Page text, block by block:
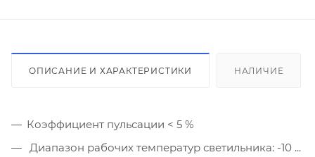
ОПИСАНИЕ И ХАРАКТЕРИСТИКИ НАЛИЧИЕ
Коэффициент пульсации < 5 %
Диапазон рабочих температур светильника: -10 ...